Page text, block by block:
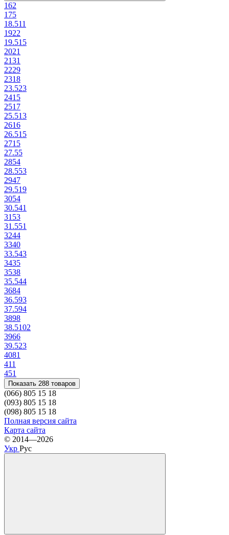
162
175
18.511
1922
19.515
2021
2131
2229
2318
23.523
2415
2517
25.513
2616
26.515
2715
27.55
2854
28.553
2947
29.519
3054
30.541
31 53
31.551
3244
3340
33.543
3435
3538
35.544
3684
36.593
37.594
3898
38.5102
3966
39.523
4081
411
451
Показать 288 товаров
(066) 805 15 18
(093) 805 15 18
(098) 805 15 18
Полная версия сайта
Карта сайта
© 2014—2026
Укр Рус